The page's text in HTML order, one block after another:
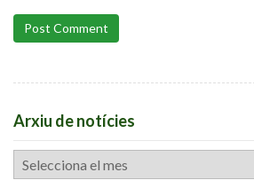
Post Comment
Arxiu de notícies
Arxiu
de